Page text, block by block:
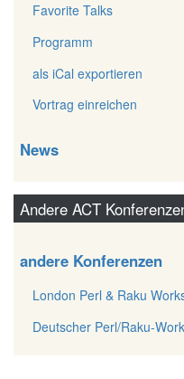
Favorite Talks
Programm
als iCal exportieren
Vortrag einreichen
News
Andere ACT
andere Konferenzen
London Perl & Raku
Deutscher Perl/Raku-